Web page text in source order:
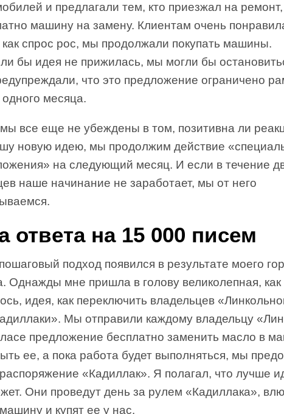
и предлагали тем, кто приезжал на ремонт,
машину на замену. Клиентам очень
как спрос рос, мы продолжали покупать машины.
бы идея не прижилась, мы могли бы
что это предложение ограничено
одного месяца.
все еще не убеждены в том, позитивна ли
новую идею, мы продолжим действие
на следующий месяц. И если в течение
наше начинание не заработает, мы от него
ответа на 15 000 писем
подход появился в результате моего
Однажды мне пришла в голову великолепная,
идея, как переключить владельцев
Мы отправили каждому владельцу
предложение бесплатно заменить масло в
ее, а пока работа будет выполняться, мы
«Кадиллак». Я полагал, что лучше
Они проведут день за рулем «Кадиллака»,
и купят ее у нас.